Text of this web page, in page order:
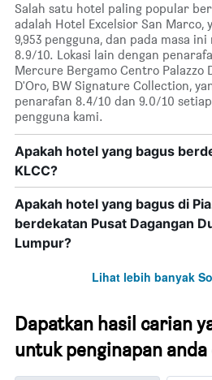
Salah satu hotel paling popular
adalah Hotel Excelsior San Marco,
9,953 pengguna, dan pada masa
8.9/10. Lokasi lain dengan
Mercure Bergamo Centro Palazzo
D'Oro, BW Signature Collection,
penarafan 8.4/10 dan 9.0/10
pengguna kami.
Apakah hotel yang bagus
KLCC?
Apakah hotel yang bagus di
berdekatan Pusat Dagangan
Lumpur?
Lihat lebih banyak
Dapatkan hasil carian
untuk penginapan anda